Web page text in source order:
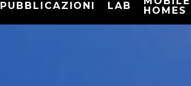
PUBBLICAZIONI LAB
HOMES